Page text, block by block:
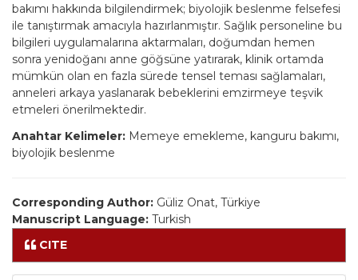
bakımı hakkında bilgilendirmek; biyolojik beslenme felsefesi
ile tanıştırmak amacıyla hazırlanmıştır. Sağlık personeline bu
bilgileri uygulamalarına aktarmaları, doğumdan hemen
sonra yenidoğanı anne göğsüne yatırarak, klinik ortamda
mümkün olan en fazla sürede tensel teması sağlamaları,
anneleri arkaya yaslanarak bebeklerini emzirmeye teşvik
etmeleri önerilmektedir.
Anahtar Kelimeler: Memeye emekleme, kanguru bakımı,
biyolojik beslenme
Corresponding Author: Güliz Onat, Türkiye
Manuscript Language: Turkish
CITE